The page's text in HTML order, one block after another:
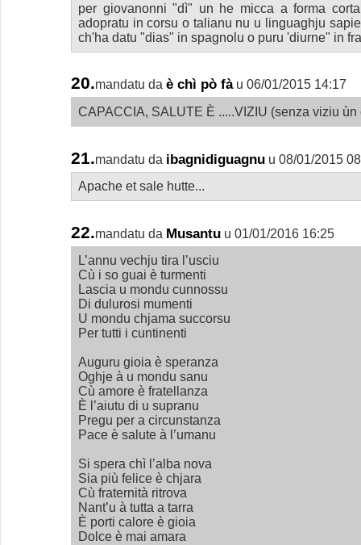
per giovanonni "dì" un he micca a forma
adopratu in corsu o talianu nu u linguaghju
ch'ha datu "dias" in spagnolu o puru 'diurne" in
20.mandatu da è chì pò fà u 06/01/2015 14:17
CAPACCIA, SALUTE È .....VIZIU (senza viziu ùn
21.mandatu da ibagnidiguagnu u 08/01/2015
Apache et sale hutte...
22.mandatu da Musantu u 01/01/2016 16:25
L’annu vechju tira l’usciu
Cù i so guai è turmenti
Lascia u mondu cunnossu
Di dulurosi mumenti
U mondu chjama succorsu
Per tutti i cuntinenti
Auguru gioia è speranza
Oghje à u mondu sanu
Cù amore è fratellanza
È l’aiutu di u supranu
Pregu per a circunstanza
Pace è salute à l’umanu
Si spera chì l’alba nova
Sia più felice è chjara
Cù fraternità ritrova
Nant’u à tutta a tarra
È porti calore è gioia
Dolce è mai amara